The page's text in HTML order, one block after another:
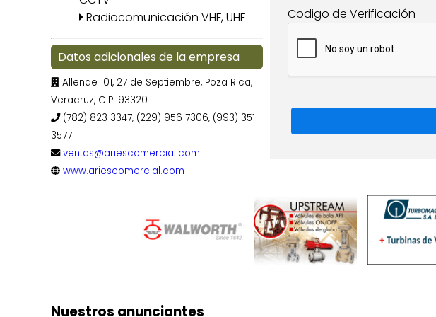
Radiocomunicación VHF, UHF
Datos adicionales de la empresa
Allende 101, 27 de Septiembre, Poza Rica,
Veracruz, C.P. 93320
(782) 823 3347, (229) 956 7306, (993) 351
3577
ventas@ariescomercial.com
www.ariescomercial.com
Codigo de Verificación
Nuestros anunciantes